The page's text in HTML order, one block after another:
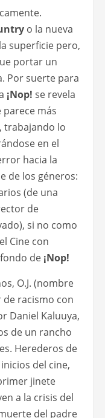
o la nueva
superficie pero,
portar un
Por suerte para
¡Nop! se revela
más
trabajando lo
en el
hacia la
de los géneros:
(de una
de
si no como
Cine con
de ¡Nop!
O.J. (nombre
de racismo con
Daniel Kaluuya,
de un rancho
Herederos de
del cine,
jinete
a la crisis del
del padre